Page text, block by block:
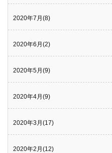
2020年7月(8)
2020年6月(2)
2020年5月(9)
2020年4月(9)
2020年3月(17)
2020年2月(12)